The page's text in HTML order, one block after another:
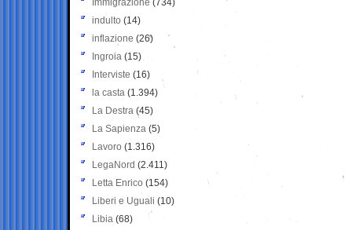
Immigrazione (734)
indulto (14)
inflazione (26)
Ingroia (15)
Interviste (16)
la casta (1.394)
La Destra (45)
La Sapienza (5)
Lavoro (1.316)
LegaNord (2.411)
Letta Enrico (154)
Liberi e Uguali (10)
Libia (68)